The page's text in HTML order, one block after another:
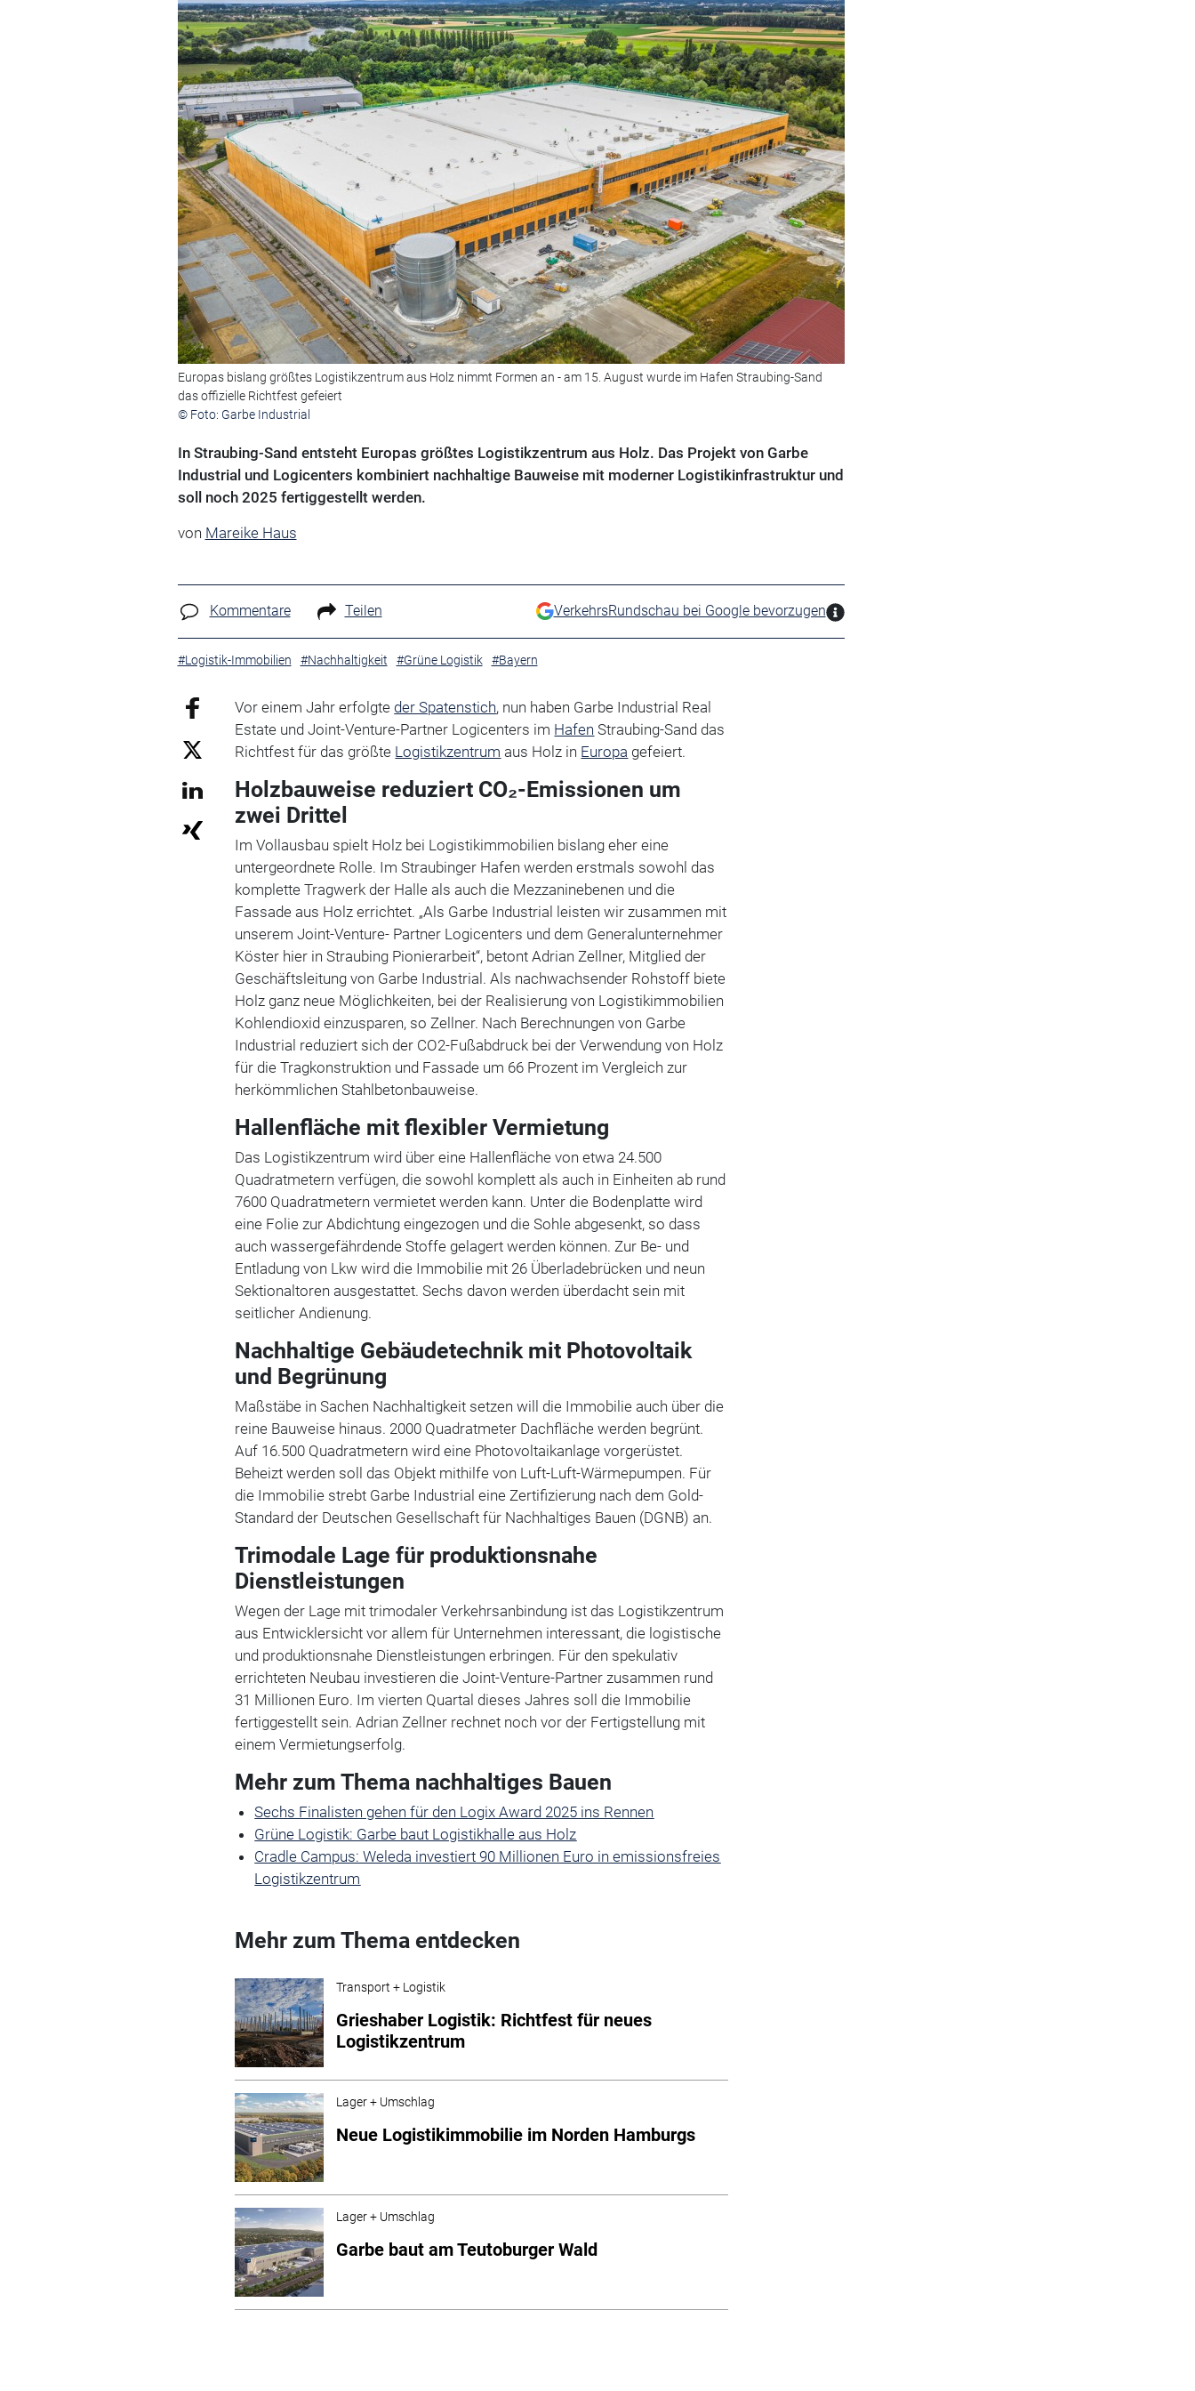
Europas bislang größtes Logistikzentrum aus Holz nimmt Formen an - am 15. August wurde im Hafen Straubing-Sand
das offizielle Richtfest gefeiert
© Foto: Garbe Industrial
In Straubing-Sand entsteht Europas größtes Logistikzentrum aus Holz. Das Projekt von Garbe
Industrial und Logicenters kombiniert nachhaltige Bauweise mit moderner Logistikinfrastruktur und
soll noch 2025 fertiggestellt werden.
von Mareike Haus
Kommentare Teilen VerkehrsRundschau bei Google bevorzugen
#Logistik-Immobilien #Nachhaltigkeit #Grüne Logistik #Bayern
Vor einem Jahr erfolgte der Spatenstich, nun haben Garbe Industrial Real
Estate und Joint-Venture-Partner Logicenters im Hafen Straubing-Sand das
Richtfest für das größte Logistikzentrum aus Holz in Europa gefeiert.
Holzbauweise reduziert CO₂-Emissionen um
zwei Drittel
Im Vollausbau spielt Holz bei Logistikimmobilien bislang eher eine
untergeordnete Rolle. Im Straubinger Hafen werden erstmals sowohl das
komplette Tragwerk der Halle als auch die Mezzaninebenen und die
Fassade aus Holz errichtet. „Als Garbe Industrial leisten wir zusammen mit
unserem Joint-Venture- Partner Logicenters und dem Generalunternehmer
Köster hier in Straubing Pionierarbeit“, betont Adrian Zellner, Mitglied der
Geschäftsleitung von Garbe Industrial. Als nachwachsender Rohstoff biete
Holz ganz neue Möglichkeiten, bei der Realisierung von Logistikimmobilien
Kohlendioxid einzusparen, so Zellner. Nach Berechnungen von Garbe
Industrial reduziert sich der CO2-Fußabdruck bei der Verwendung von Holz
für die Tragkonstruktion und Fassade um 66 Prozent im Vergleich zur
herkömmlichen Stahlbetonbauweise.
Hallenfläche mit flexibler Vermietung
Das Logistikzentrum wird über eine Hallenfläche von etwa 24.500
Quadratmetern verfügen, die sowohl komplett als auch in Einheiten ab rund
7600 Quadratmetern vermietet werden kann. Unter die Bodenplatte wird
eine Folie zur Abdichtung eingezogen und die Sohle abgesenkt, so dass
auch wassergefährdende Stoffe gelagert werden können. Zur Be- und
Entladung von Lkw wird die Immobilie mit 26 Überladebrücken und neun
Sektionaltoren ausgestattet. Sechs davon werden überdacht sein mit
seitlicher Andienung.
Nachhaltige Gebäudetechnik mit Photovoltaik
und Begrünung
Maßstäbe in Sachen Nachhaltigkeit setzen will die Immobilie auch über die
reine Bauweise hinaus. 2000 Quadratmeter Dachfläche werden begrünt.
Auf 16.500 Quadratmetern wird eine Photovoltaikanlage vorgerüstet.
Beheizt werden soll das Objekt mithilfe von Luft-Luft-Wärmepumpen. Für
die Immobilie strebt Garbe Industrial eine Zertifizierung nach dem Gold-
Standard der Deutschen Gesellschaft für Nachhaltiges Bauen (DGNB) an.
Trimodale Lage für produktionsnahe
Dienstleistungen
Wegen der Lage mit trimodaler Verkehrsanbindung ist das Logistikzentrum
aus Entwicklersicht vor allem für Unternehmen interessant, die logistische
und produktionsnahe Dienstleistungen erbringen. Für den spekulativ
errichteten Neubau investieren die Joint-Venture-Partner zusammen rund
31 Millionen Euro. Im vierten Quartal dieses Jahres soll die Immobilie
fertiggestellt sein. Adrian Zellner rechnet noch vor der Fertigstellung mit
einem Vermietungserfolg.
Mehr zum Thema nachhaltiges Bauen
Sechs Finalisten gehen für den Logix Award 2025 ins Rennen
Grüne Logistik: Garbe baut Logistikhalle aus Holz
Cradle Campus: Weleda investiert 90 Millionen Euro in emissionsfreies
Logistikzentrum
Mehr zum Thema entdecken
Transport + Logistik
Grieshaber Logistik: Richtfest für neues
Logistikzentrum
Lager + Umschlag
Neue Logistikimmobilie im Norden Hamburgs
Lager + Umschlag
Garbe baut am Teutoburger Wald